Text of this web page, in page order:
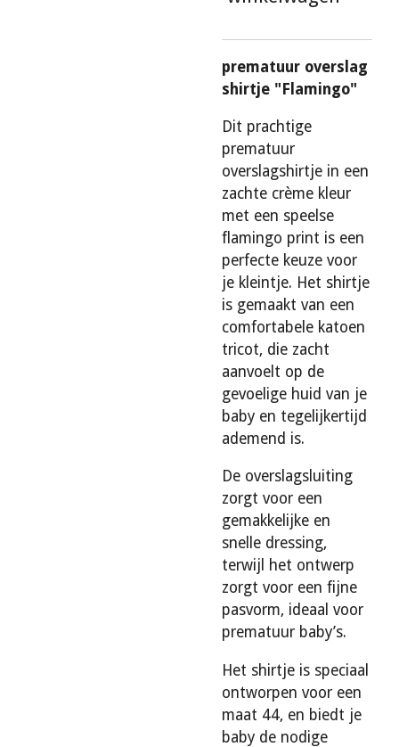
prematuur overslag
shirtje "Flamingo"
Dit prachtige
prematuur
overslagshirtje in een
zachte crème kleur
met een speelse
flamingo print is een
perfecte keuze voor
je kleintje. Het shirtje
is gemaakt van een
comfortabele katoen
tricot, die zacht
aanvoelt op de
gevoelige huid van je
baby en tegelijkertijd
ademend is.
De overslagsluiting
zorgt voor een
gemakkelijke en
snelle dressing,
terwijl het ontwerp
zorgt voor een fijne
pasvorm, ideaal voor
prematuur baby’s.
Het shirtje is speciaal
ontworpen voor een
maat 44, en biedt je
baby de nodige